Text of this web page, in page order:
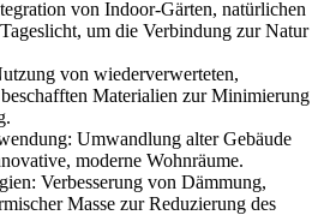
von Indoor-Gärten, natürlichen
um die Verbindung zur Natur
von wiederverwerteten,
Materialien zur Minimierung
Umwandlung alter Gebäude
moderne Wohnräume.
Verbesserung von Dämmung,
Masse zur Reduzierung des